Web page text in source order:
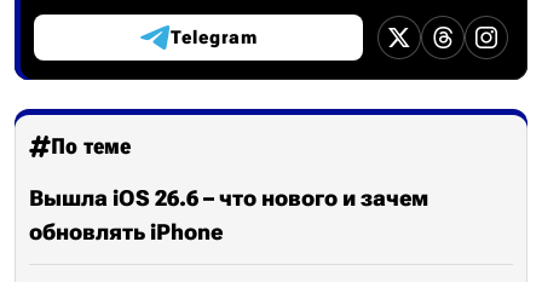
Telegram
По теме
Вышла iOS 26.6 – что нового и зачем
обновлять iPhone